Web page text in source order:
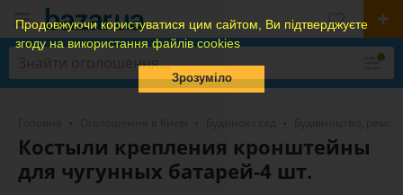
Продовжуючи користуватися цим сайтом, Ви підтверджуєте
згоду на використання файлів cookies
Зрозуміло
Костыли крепления кронштейны
для чугунных батарей-4 шт.